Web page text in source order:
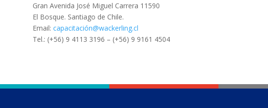
Gran Avenida José Miguel Carrera 11590
El Bosque. Santiago de Chile.
Email:capacitación@wackerling.cl
Tel.: (+56) 9 4113 3196 – (+56) 9 9161 4504